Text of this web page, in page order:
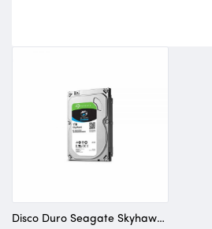
Disco Duro Seagate Skyhawk 1TB